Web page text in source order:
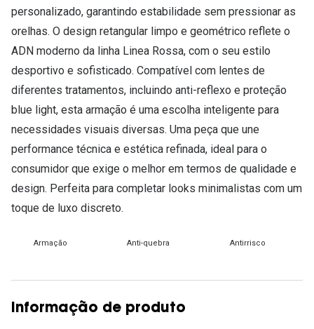
personalizado, garantindo estabilidade sem pressionar as
orelhas. O design retangular limpo e geométrico reflete o
ADN moderno da linha Linea Rossa, com o seu estilo
desportivo e sofisticado. Compatível com lentes de
diferentes tratamentos, incluindo anti-reflexo e proteção
blue light, esta armação é uma escolha inteligente para
necessidades visuais diversas. Uma peça que une
performance técnica e estética refinada, ideal para o
consumidor que exige o melhor em termos de qualidade e
design. Perfeita para completar looks minimalistas com um
toque de luxo discreto.
Armação Anti-quebra Antirrisco
Informação de produto